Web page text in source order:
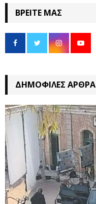
ΒΡΕΊΤΕ ΜΑΣ
ΔΗΜΟΦΙΛΈΣ ΆΡΘΡΑ